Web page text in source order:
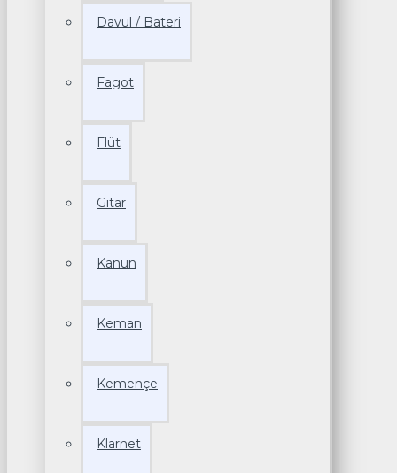
Davul / Bateri
Fagot
Flüt
Gitar
Kanun
Keman
Kemençe
Klarnet